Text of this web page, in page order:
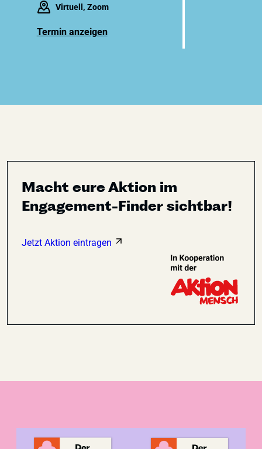
Virtuell, Zoom
Termin anzeigen
Macht eure Aktion im
Engagement-Finder sichtbar!
Jetzt Aktion eintragen